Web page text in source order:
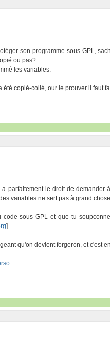
son programme sous GPL,
ou pas?
les variables.
été copié-collé, our le prouver il faut
a parfaitement le droit de demander
variables ne sert pas à grand
code sous GPL et que tu
]
qu'on devient forgeron, et c'est